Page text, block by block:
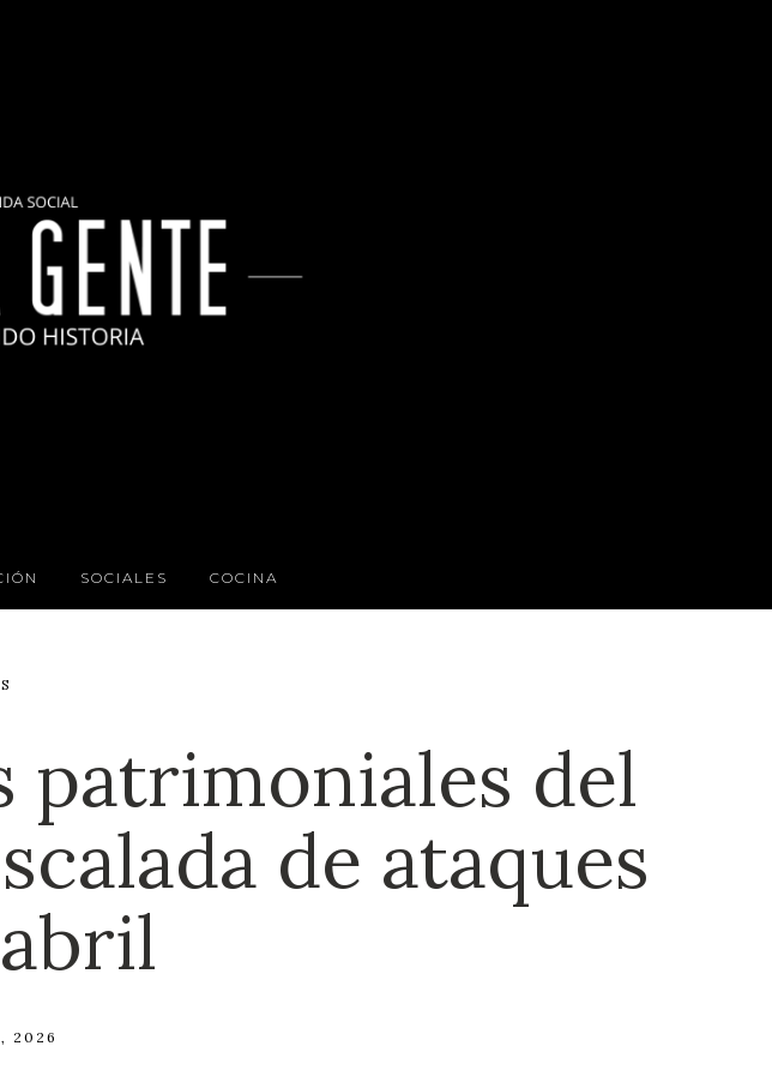
SOCIALES COCINA
patrimoniales del
de ataques
2026